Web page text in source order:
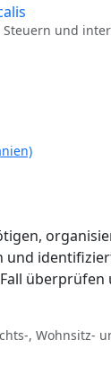
Steuern und
, Wohnsitz-